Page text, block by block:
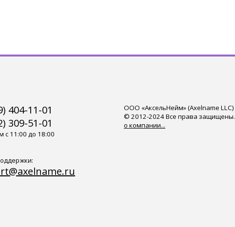
404-11-01
309-51-01
с 11:00 до 18:00
ООО «АксельНейм» (Axelname LLC)
© 2012-2024 Все права защищены.
о компании...